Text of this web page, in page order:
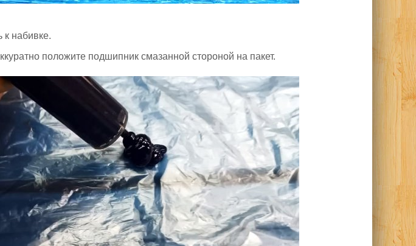
к набивке.
положите подшипник смазанной стороной на пакет.